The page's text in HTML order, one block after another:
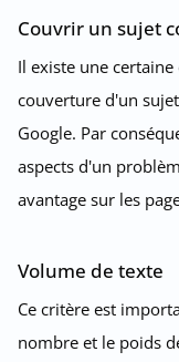
Couvrir un sujet
Il existe une
couverture d'un
Google. Par
aspects d'un
avantage sur les
Volume de texte
Ce critère est
nombre et le poids